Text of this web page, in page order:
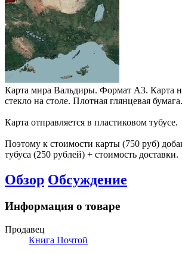
Карта мира Вальдиры. Формат А3. Карта
стекло на столе. Плотная глянцевая
Карта отправляется в пластиковом тубусе.
Поэтому к стоимости карты (750 руб)
тубуса (250 рублей) + стоимость доставки.
Обзор Обсуждение
Информация о товаре
Продавец
Книга Почтой